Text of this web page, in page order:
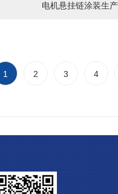
电机悬挂链涂装生
1 2 3 4